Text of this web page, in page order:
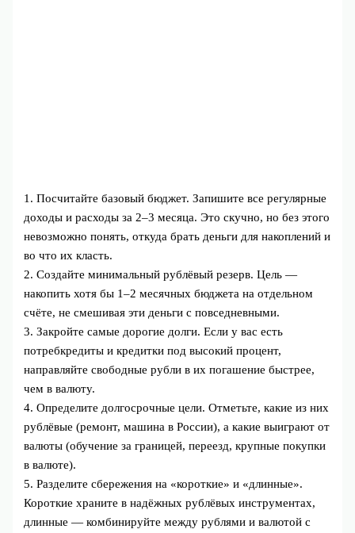
1. Посчитайте базовый бюджет. Запишите все регулярные
доходы и расходы за 2–3 месяца. Это скучно, но без этого
невозможно понять, откуда брать деньги для накоплений и
во что их класть.
2. Создайте минимальный рублёвый резерв. Цель —
накопить хотя бы 1–2 месячных бюджета на отдельном
счёте, не смешивая эти деньги с повседневными.
3. Закройте самые дорогие долги. Если у вас есть
потребкредиты и кредитки под высокий процент,
направляйте свободные рубли в их погашение быстрее,
чем в валюту.
4. Определите долгосрочные цели. Отметьте, какие из них
рублёвые (ремонт, машина в России), а какие выиграют от
валюты (обучение за границей, переезд, крупные покупки
в валюте).
5. Разделите сбережения на «короткие» и «длинные».
Короткие храните в надёжных рублёвых инструментах,
длинные — комбинируйте между рублями и валютой с